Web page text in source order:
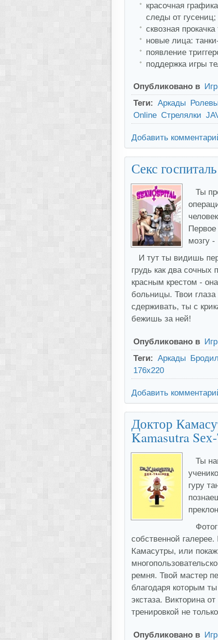
красочная
следы от гусениц;
сквозная
новые лица:
появление
поддержка игры
Опубликовано в
Теги: Аркады
Online Стрелялки
Добавить
Секс
Ты
Первое
мозгу
И тут ты видишь
грудь как два сочных
красным крестом -
больницы. Твои
сдерживать, ты с
бежишь за ней!
Опубликовано в
Теги: Аркады
176x220
Добавить
Доктор
Kamasutra
Ты
гуру
собственной
Камасутры, или
ремня. Твой мастер
благодаря которым
экстаза. Викторина
тренировкой не
Опубликовано в